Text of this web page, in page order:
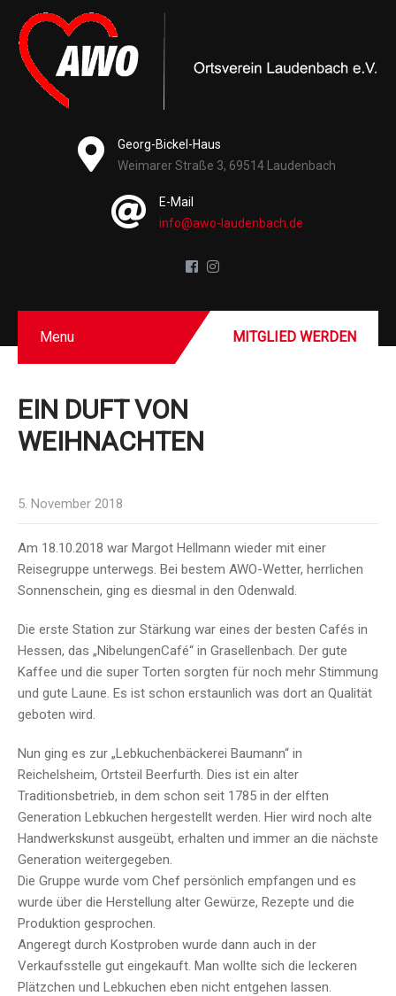
Georg-Bickel-Haus
Weimarer Straße 3, 69514 Laudenbach
E-Mail
info@awo-laudenbach.de
Menu MITGLIED WERDEN
EIN DUFT VON
WEIHNACHTEN
5. November 2018
Am 18.10.2018 war Margot Hellmann wieder mit einer
Reisegruppe unterwegs. Bei bestem AWO-Wetter, herrlichen
Sonnenschein, ging es diesmal in den Odenwald.
Die erste Station zur Stärkung war eines der besten Cafés in
Hessen, das „NibelungenCafé“ in Grasellenbach. Der gute
Kaffee und die super Torten sorgten für noch mehr Stimmung
und gute Laune. Es ist schon erstaunlich was dort an Qualität
geboten wird.
Nun ging es zur „Lebkuchenbäckerei Baumann“ in
Reichelsheim, Ortsteil Beerfurth. Dies ist ein alter
Traditionsbetrieb, in dem schon seit 1785 in der elften
Generation Lebkuchen hergestellt werden. Hier wird noch alte
Handwerkskunst ausgeübt, erhalten und immer an die nächste
Generation weitergegeben.
Die Gruppe wurde vom Chef persönlich empfangen und es
wurde über die Herstellung alter Gewürze, Rezepte und die
Produktion gesprochen.
Angeregt durch Kostproben wurde dann auch in der
Verkaufsstelle gut eingekauft. Man wollte sich die leckeren
Plätzchen und Lebkuchen eben nicht entgehen lassen.